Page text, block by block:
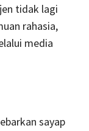
tidak lagi
rahasia,
media
sayap